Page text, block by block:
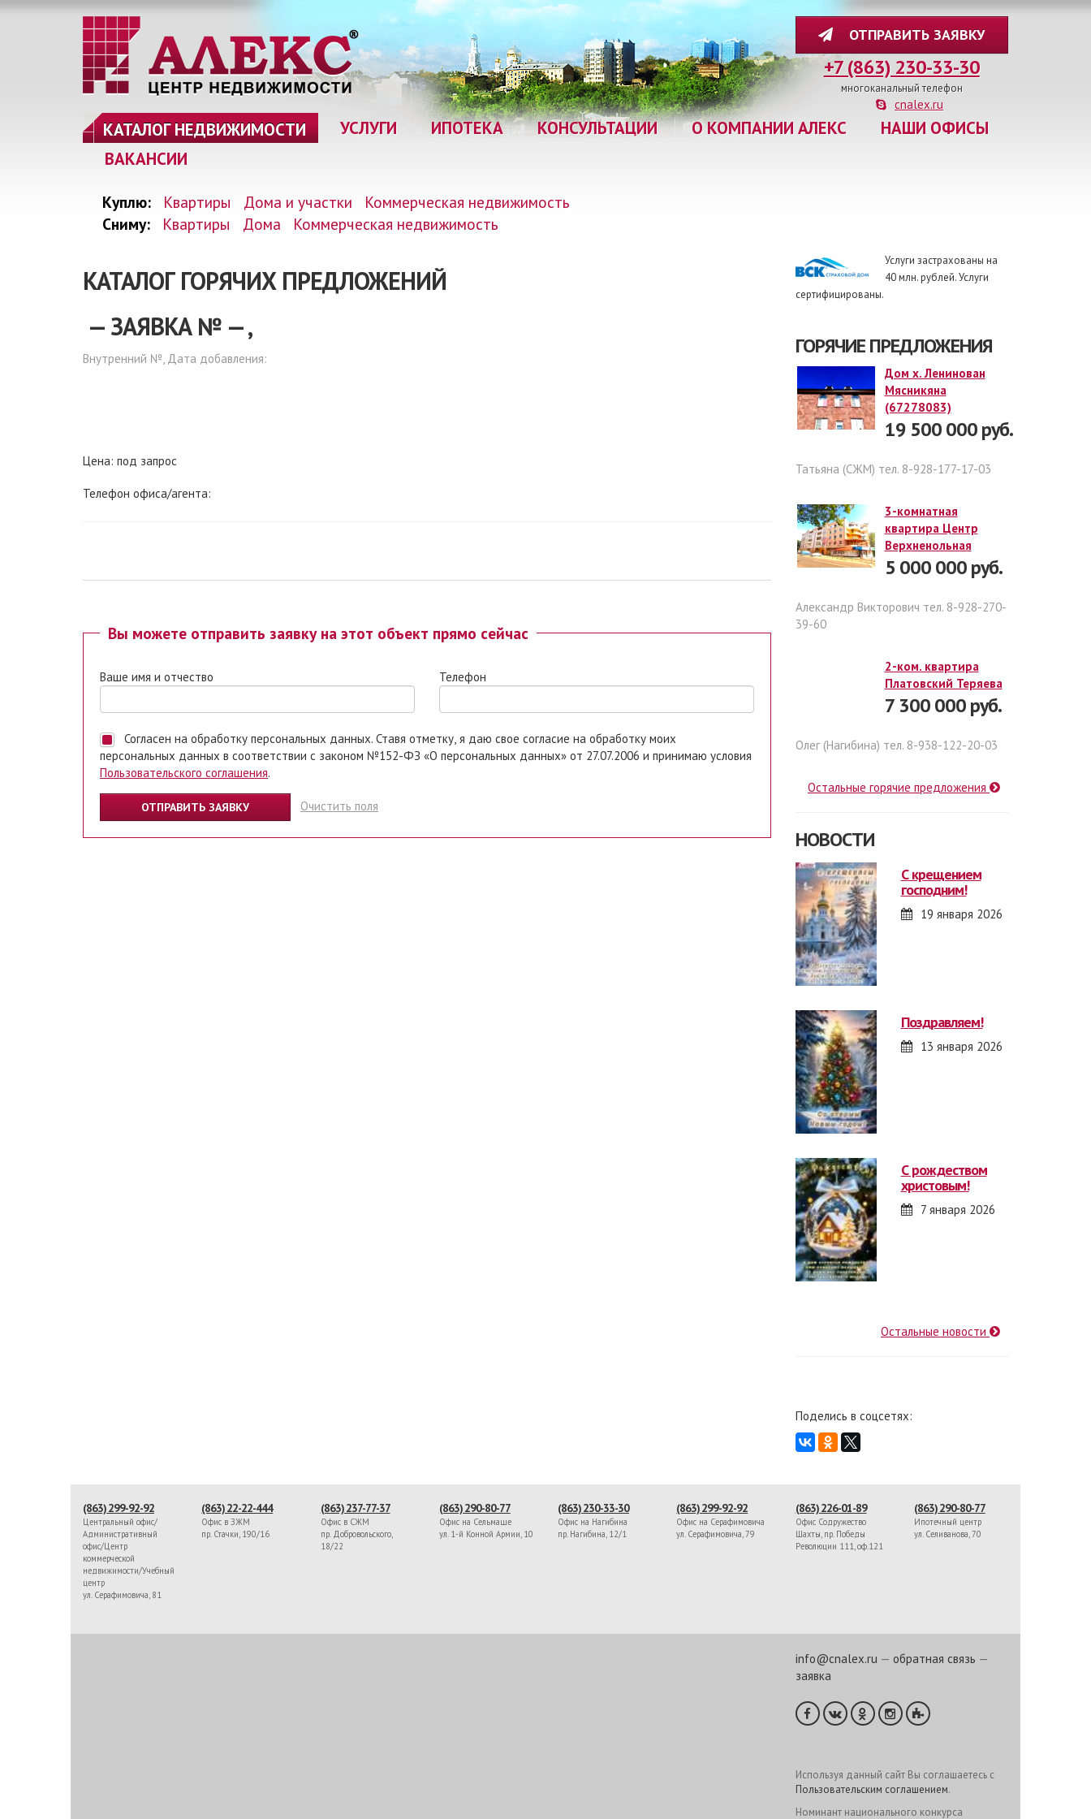
ОТПРАВИТЬ ЗАЯВКУ
+7 (863) 230-33-30
многоканальный телефон
cnalex.ru
КАТАЛОГ НЕДВИЖИМОСТИ УСЛУГИ ИПОТЕКА КОНСУЛЬТАЦИИ О КОМПАНИИ АЛЕКС
НАШИ ОФИСЫ
ВАКАНСИИ
Куплю: Квартиры Дома и участки
Коммерческая недвижимость
Сниму:
Квартиры Дома Коммерческая недвижимость
КАТАЛОГ ГОРЯЧИХ ПРЕДЛОЖЕНИЙ
— ЗАЯВКА № —,
Внутренний №, Дата добавления:
Цена: под запрос
Телефон офиса/агента:
Вы можете отправить заявку на этот объект прямо сейчас
Ваше имя и отчество Телефон
Согласен на обработку персональных данных. Ставя отметку, я даю свое согласие на обработку моих
персональных данных в соответствии с законом №152-ФЗ «О персональных данных» от 27.07.2006 и принимаю условия
Пользовательского соглашения.
Очистить поля
Услуги застрахованы на
40 млн. рублей. Услуги
сертифицированы.
ГОРЯЧИЕ ПРЕДЛОЖЕНИЯ
Дом х. Ленинован
Мясникяна
(67278083)
19 500 000 руб.
Татьяна (СЖМ) тел. 8-928-177-17-03
3-комнатная
квартира Центр
Верхненольная
5 000 000 руб.
Александр Викторович тел. 8-928-270-
39-60
2-ком. квартира
Платовский Теряева
7 300 000 руб.
Олег (Нагибина) тел. 8-938-122-20-03
Остальные горячие предложения
НОВОСТИ
с крещением
господним!
19 января 2026
поздравляем!
13 января 2026
с рождеством
христовым!
7 января 2026
Остальные новости
Поделись в соцсетях:
(863) 299-92-92
Центральный офис/
Административный
офис/Центр
коммерческой
недвижимости/Учебный
центр
ул. Серафимовича, 81
(863) 22-22-444
Офис в ЗЖМ
пр. Стачки, 190/16
(863) 237-77-37
Офис в СЖМ
пр. Добровольского,
18/22
(863) 290-80-77
Офис на Сельмаше
ул. 1-й Конной Армии, 10
(863) 230-33-30
Офис на Нагибина
пр. Нагибина, 12/1
(863) 299-92-92
Офис на Серафимовича
ул. Серафимовича, 79
(863) 226-01-89
Офис Содружество
Шахты, пр. Победы
Революции 111, оф.121
(863) 290-80-77
Ипотечный центр
ул. Селиванова, 70
info@cnalex.ru — обратная связь —
заявка
Используя данный сайт Вы соглашаетесь с
Пользовательским соглашением.
Номинант национального конкурса